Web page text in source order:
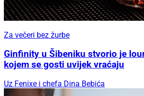
Za večeri bez žurbe
Ginfinity u Šibeniku stvorio je
kojem se gosti uvijek vraćaju
Uz Fenixe i chefa Dina Bebića